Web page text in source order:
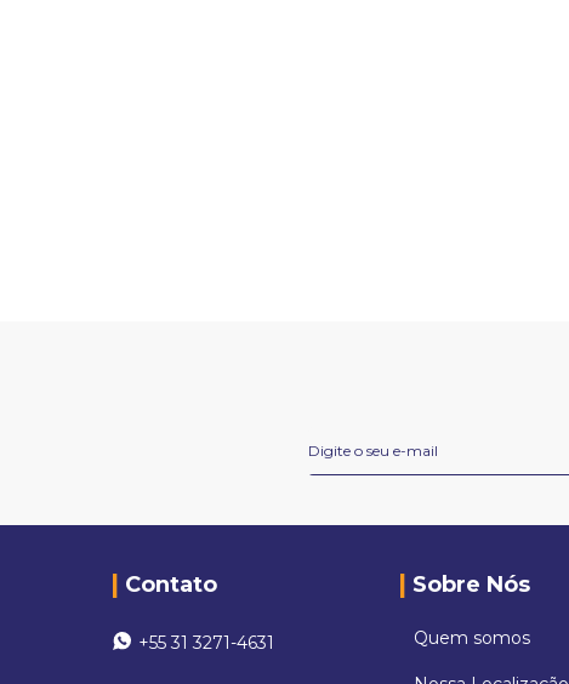
Contato
+55 31 3271-4631
Sobre Nós
Quem somos